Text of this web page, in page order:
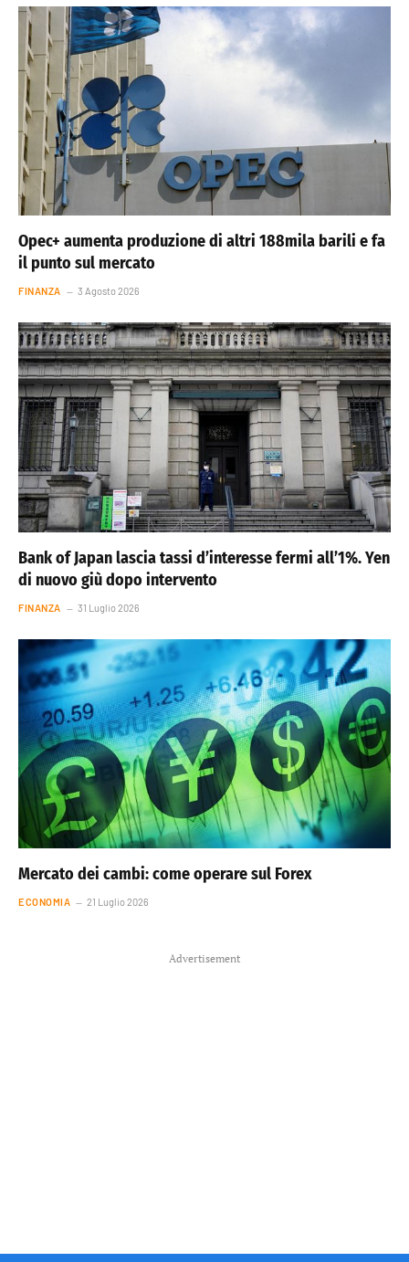
Opec+ aumenta produzione di altri 188mila barili e fa
il punto sul mercato
FINANZA 3 Agosto 2026
Bank of Japan lascia tassi d’interesse fermi all’1%. Yen
di nuovo giù dopo intervento
FINANZA 31 Luglio 2026
Mercato dei cambi: come operare sul Forex
ECONOMIA 21 Luglio 2026
Advertisement